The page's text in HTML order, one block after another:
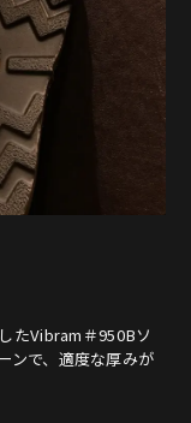
たVibram＃950Bソ
ンで、適度な厚みが